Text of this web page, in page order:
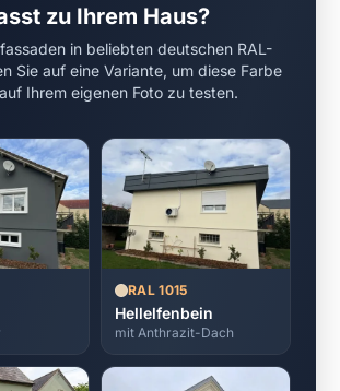
zu Ihrem Haus?
in beliebten deutschen RAL-
Sie auf eine Variante, um diese Farbe
Ihrem eigenen Foto zu testen.
RAL 1015
Hellelfenbein
mit Anthrazit-Dach